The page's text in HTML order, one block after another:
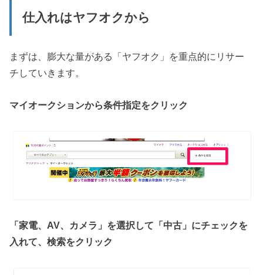
仕入れはヤフオクから
まずは、膨大な量がある「ヤフオク」を重点的にリサー
チしていきます。
マイオークションから条件指定をクリック
「家電、AV、カメラ」を選択して「中古」にチェックを
入れて、検索をクリック